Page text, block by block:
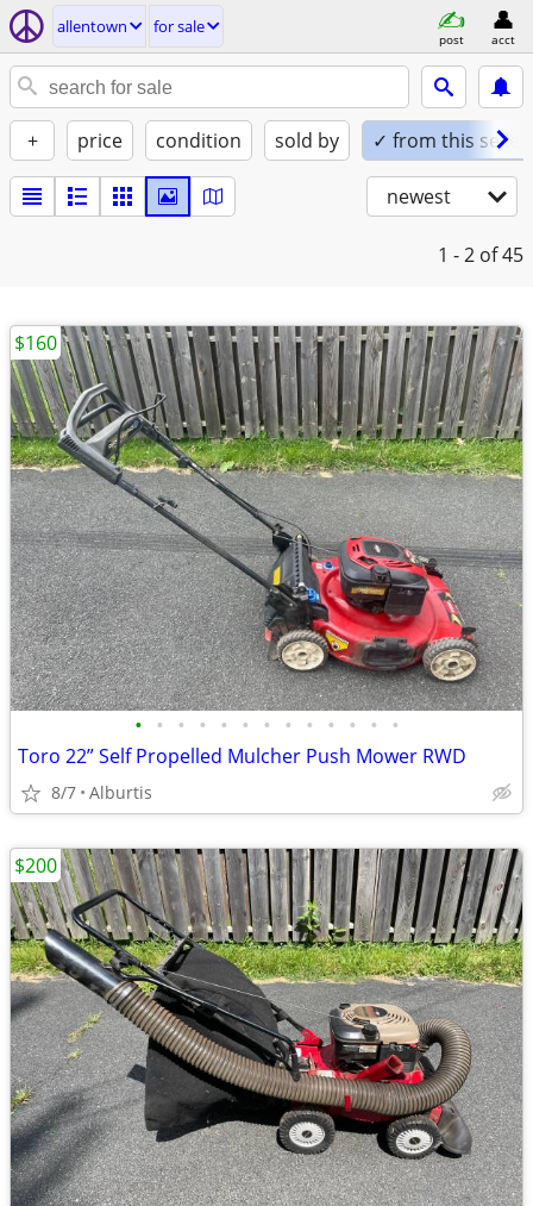
allentown for sale
post acct
+ price condition sold by ✓ from this seller
newest
1 - 2 of 45
• • • • • • • • • • • • •
Toro 22” Self Propelled Mulcher Push Mower RWD
8/7 Alburtis
$160
$200